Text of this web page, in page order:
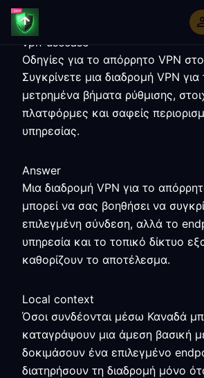
vpn-usecase
Οδηγίες για το απόρρητο VPN
Συγκρίνετε μια διαδρομή VPN
μετρημένα βήματα ρύθμισης,
πλατφόρμες και σαφείς
υπηρεσίας.
Answer
Μια διαδρομή VPN για το
μπορεί να σας βοηθήσει να
επιλεγμένη σύνδεση, αλλά το
υπηρεσία και το τοπικό δίκτυο
καθορίζουν το αποτέλεσμα.
Local context
Όσοι συνδέονται μέσω Καναδά
καταγράψουν μια άμεση βασική
δοκιμάσουν ένα επιλεγμένο
διατηρήσουν τη διαδρομή μόνο